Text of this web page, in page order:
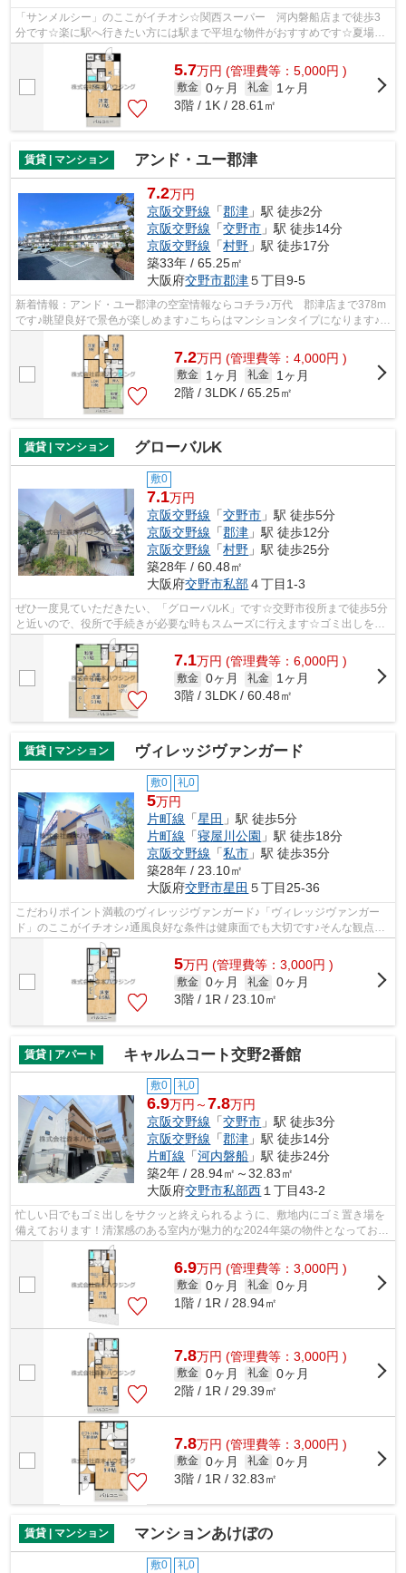
「サンメルシー」のここがイチオシ☆関西スーパー 河内磐船店まで徒歩3
分です☆楽に駅へ行きたい方には駅まで平坦な物件がおすすめです☆夏場の
電気代も安く抑えられる通風良好で快適な...
5.7万円 (管理費等：5,000円 )
敷金 0ヶ月 礼金
1ヶ月
3階 / 1K / 28.61㎡
賃貸 | マンション アンド・ユー郡津
7.2万円
京阪交野線 「郡津 」駅 徒歩2分
京阪交野線 「交野市 」駅 徒歩14分
京阪交野線 「村野 」駅 徒歩17分
築33年 / 65.25㎡
大阪府交野市郡津５丁目9-5
新着情報：アンド・ユー郡津の空室情報ならコチラ♪万代 郡津店まで378m
です♪眺望良好で景色が楽しめます♪こちらはマンションタイプになります♪当
社スタッフが地域の賃貸情報をご提供...
7.2万円 (管理費等：4,000円 )
敷金 1ヶ月 礼金
1ヶ月
2階 / 3LDK / 65.25㎡
賃貸 | マンション グローバルK
敷0
7.1万円
京阪交野線 「交野市 」駅 徒歩5分
京阪交野線 「郡津 」駅 徒歩12分
京阪交野線 「村野 」駅 徒歩25分
築28年 / 60.48㎡
大阪府交野市私部４丁目1-3
ぜひ一度見ていただきたい、「グローバルK」です☆交野市役所まで徒歩5分
と近いので、役所で手続きが必要な時もスムーズに行えます☆ゴミ出しを楽
にするために、遠くまで行かずに済むゴ...
7.1万円 (管理費等：6,000円 )
敷金 0ヶ月 礼金
1ヶ月
3階 / 3LDK / 60.48㎡
賃貸 | マンション ヴィレッジヴァンガード
敷0 礼0
5万円
片町線 「星田 」駅 徒歩5分
片町線 「寝屋川公園 」駅 徒歩18分
京阪交野線 「私市 」駅 徒歩35分
築28年 / 23.10㎡
大阪府交野市星田 ５丁目25-36
こだわりポイント満載のヴィレッジヴァンガード♪「ヴィレッジヴァンガー
ド」のここがイチオシ♪通風良好な条件は健康面でも大切です♪そんな観点か
らもおすすめのマンションをご提供しま...
5万円 (管理費等：3,000円 )
敷金 0ヶ月 礼金 0ヶ月
3階 / 1R / 23.10㎡
賃貸 | アパート キャルムコート交野2番館
敷0 礼0
6.9万円～7.8万円
京阪交野線 「交野市 」駅 徒歩3分
京阪交野線 「郡津 」駅 徒歩14分
片町線 「河内磐船 」駅 徒歩24分
築2年 / 28.94㎡～32.83㎡
大阪府交野市私部西１丁目43-2
忙しい日でもゴミ出しをサクッと終えられるように、敷地内にゴミ置き場を
備えております！清潔感のある室内が魅力的な2024年築の物件となってお
り、一押しです！平坦な場所にあるアパ...
6.9万円 (管理費等：3,000円 )
敷金 0ヶ月 礼金 0ヶ月
1階 / 1R / 28.94㎡
7.8万円 (管理費等：3,000円 )
敷金 0ヶ月 礼金 0ヶ月
2階 / 1R / 29.39㎡
7.8万円 (管理費等：3,000円 )
敷金 0ヶ月 礼金 0ヶ月
3階 / 1R / 32.83㎡
賃貸 | マンション マンションあけぼの
敷0 礼0